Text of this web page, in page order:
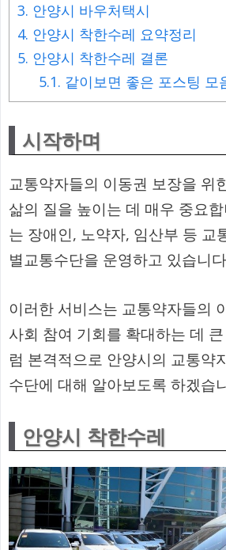
3. 안양시 바우처택시
4. 안양시 착한수레 요약정리
5. 안양시 착한수레 결론
5.1. 같이보면 좋은 포스팅 모
시작하며
교통약자들의 이동권 보장을 위
삶의 질을 높이는 데 매우 중요
는 장애인, 노약자, 임산부 등 교
별교통수단을 운영하고 있습니
이러한 서비스는 교통약자들의
사회 참여 기회를 확대하는 데
럼 본격적으로 안양시의 교통약
수단에 대해 알아보도록 하겠습
안양시 착한수레